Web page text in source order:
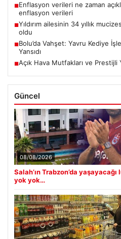
■Enflasyon verileri ne zaman
enflasyon verileri
■Yıldırım ailesinin 34 yıllık
oldu
■Bolu’da Vahşet: Yavru Kediye
Yansıdı
■Açık Hava Mutfakları ve Prestijli
Güncel
08/08/2026
Salah’ın Trabzon’da
yok yok…